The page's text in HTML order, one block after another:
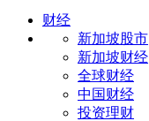
财经
新加坡股市
新加坡财经
全球财经
中国财经
投资理财